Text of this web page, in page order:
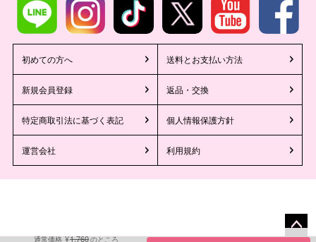
通常価格 ¥1,760のところ
初めての方へ 送料とお支払い方法
新規会員登録 返品・交換
特定商取引法に基づく表記 個人情報保護方針
運営会社 利用規約